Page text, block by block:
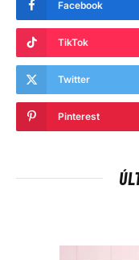
Facebook
TikTok
Twitter
Pinterest